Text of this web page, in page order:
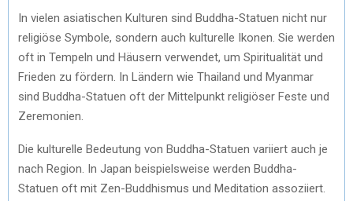
In vielen asiatischen Kulturen sind Buddha-Statuen nicht nur
religiöse Symbole, sondern auch kulturelle Ikonen. Sie werden
oft in Tempeln und Häusern verwendet, um Spiritualität und
Frieden zu fördern. In Ländern wie Thailand und Myanmar
sind Buddha-Statuen oft der Mittelpunkt religiöser Feste und
Zeremonien.
Die kulturelle Bedeutung von Buddha-Statuen variiert auch je
nach Region. In Japan beispielsweise werden Buddha-
Statuen oft mit Zen-Buddhismus und Meditation assoziiert.